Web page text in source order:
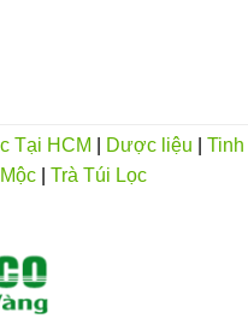
Tại HCM Dược liệu
Tinh
Trà Túi Lọc